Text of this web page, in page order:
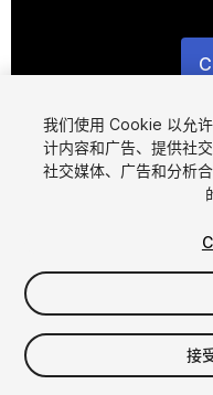
$40
增值税将在结算时计算
我们使用 Cookie 以允
计内容和广告、提供社
社交媒体、广告和分析
接